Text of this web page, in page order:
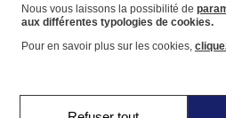
Favoris
Nous vous laissons la possibilité de
aux différentes typologies de cookies.
Pour en savoir plus sur les cookies,